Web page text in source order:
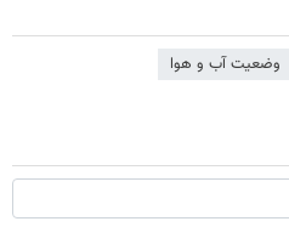
وضعیت آب و هوا